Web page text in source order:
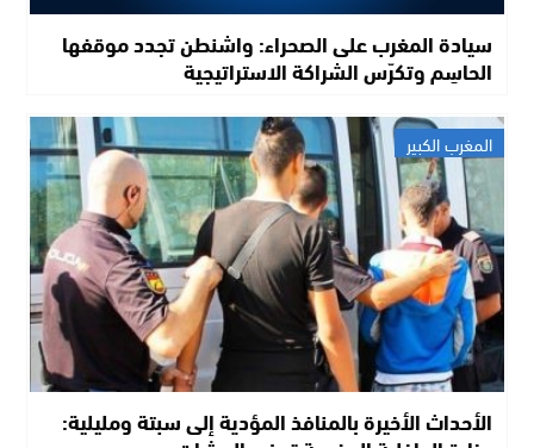
سيادة المغرب على الصحراء: واشنطن تجدد موقفها
الحاسِم وتكرّس الشراكة الاستراتيجية
المغرب الكبير
الأحداث الأخيرة بالمنافذ المؤدية إلى سبتة ومليلية: